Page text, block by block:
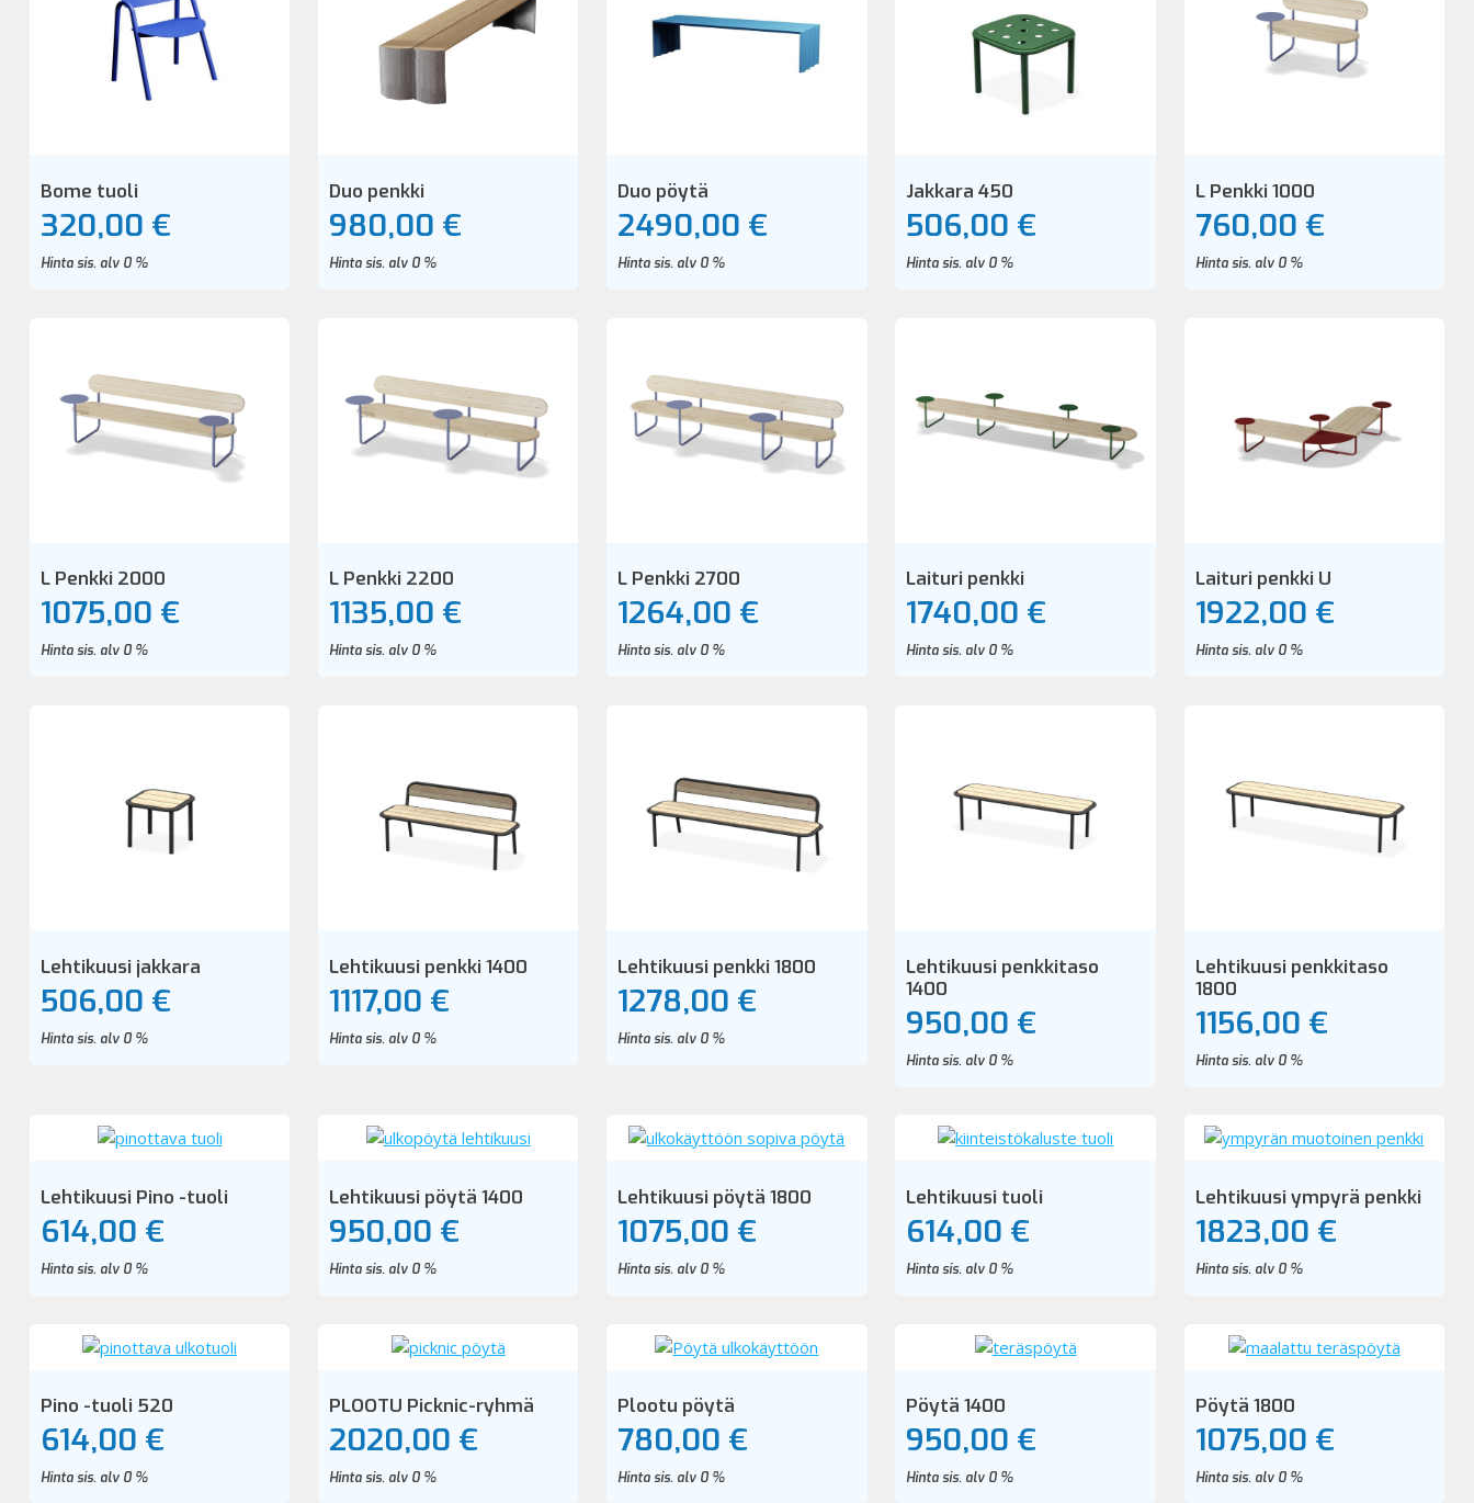
Bome tuoli
320,00 €
Hinta sis. alv 0 %
Duo penkki
980,00 €
Hinta sis. alv 0 %
Duo pöytä
2490,00 €
Hinta sis. alv 0 %
Jakkara 450
506,00 €
Hinta sis. alv 0 %
L Penkki 1000
760,00 €
Hinta sis. alv 0 %
L Penkki 2000
1075,00 €
Hinta sis. alv 0 %
L Penkki 2200
1135,00 €
Hinta sis. alv 0 %
L Penkki 2700
1264,00 €
Hinta sis. alv 0 %
Laituri penkki
1740,00 €
Hinta sis. alv 0 %
Laituri penkki U
1922,00 €
Hinta sis. alv 0 %
Lehtikuusi jakkara
506,00 €
Hinta sis. alv 0 %
Lehtikuusi penkki 1400
1117,00 €
Hinta sis. alv 0 %
Lehtikuusi penkki 1800
1278,00 €
Hinta sis. alv 0 %
Lehtikuusi penkkitaso
1400
950,00 €
Hinta sis. alv 0 %
Lehtikuusi penkkitaso
1800
1156,00 €
Hinta sis. alv 0 %
Lehtikuusi Pino -tuoli
614,00 €
Hinta sis. alv 0 %
Lehtikuusi pöytä 1400
950,00 €
Hinta sis. alv 0 %
Lehtikuusi pöytä 1800
1075,00 €
Hinta sis. alv 0 %
Lehtikuusi tuoli
614,00 €
Hinta sis. alv 0 %
Lehtikuusi ympyrä penkki
1823,00 €
Hinta sis. alv 0 %
Pino -tuoli 520
614,00 €
Hinta sis. alv 0 %
PLOOTU Picknic-ryhmä
2020,00 €
Hinta sis. alv 0 %
Plootu pöytä
780,00 €
Hinta sis. alv 0 %
Pöytä 1400
950,00 €
Hinta sis. alv 0 %
Pöytä 1800
1075,00 €
Hinta sis. alv 0 %